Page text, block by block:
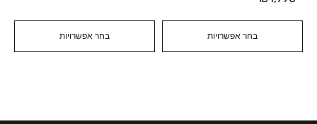
בחר אפשרויות בחר אפשרויות